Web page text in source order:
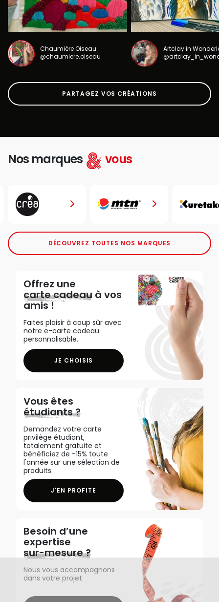
Chaumière Oiseau
@chaumiere.oiseau
Artclay in
PARTAGEZ VOS CRÉATIONS
Nos marques vous
DÉCOUVREZ TOUTES NOS MARQUES
Offrez une
carte cadeau à vos
amis !
Faites plaisir à coup sûr avec
notre e-carte cadeau
personnalisable.
JE CHOISIS
Vous êtes
étudiants ?
Demandez votre carte
privilège étudiant,
totalement gratuite et
bénéficiez de -15% toute
l'année sur une sélection de
produits.
J'EN PROFITE
Besoin d’une
expertise
sur-mesure ?
Nous vous accompagnons
dans votre projet